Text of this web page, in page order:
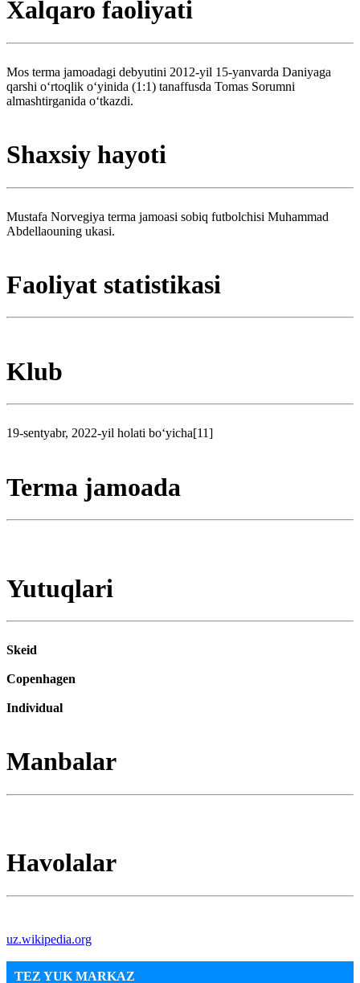
Xalqaro faoliyati
Mos terma jamoadagi debyutini 2012-yil 15-yanvarda Daniyaga
qarshi oʻrtoqlik oʻyinida (1:1) tanaffusda Tomas Sorumni
almashtirganida oʻtkazdi.
Shaxsiy hayoti
Mustafa Norvegiya terma jamoasi sobiq futbolchisi Muhammad
Abdellaouning ukasi.
Faoliyat statistikasi
Klub
19-sentyabr, 2022-yil holati boʻyicha[11]
Terma jamoada
Yutuqlari
Skeid
Copenhagen
Individual
Manbalar
Havolalar
uz.wikipedia.org
TEZ YUK MARKAZ